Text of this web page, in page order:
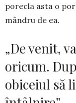
porecla asta o
mândru de ea.
„De venit,
oricum.
obiceiul să